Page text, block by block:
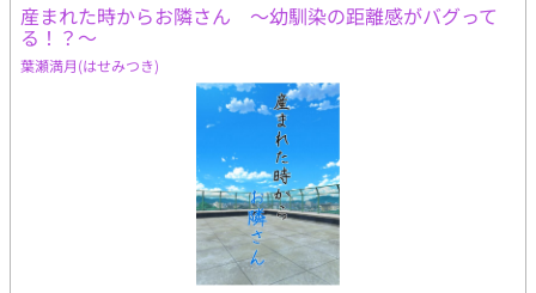
産まれた時からお隣さん 〜幼馴染の距離感がバグって
る！？〜
葉瀬満月(はせみつき)